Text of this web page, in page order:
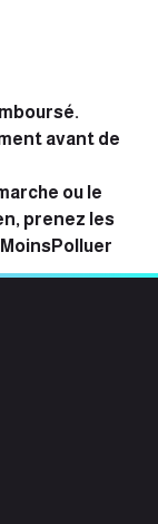
avant de
ou le
prenez les